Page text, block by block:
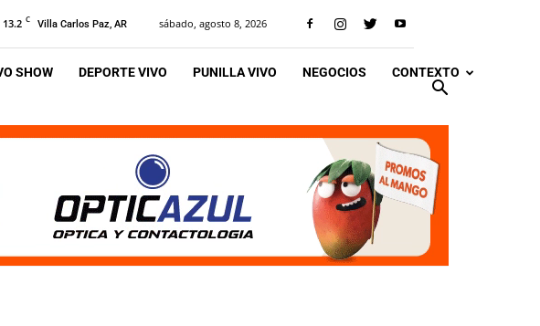
13.2 C Villa Carlos Paz, AR sábado, agosto 8, 2026
SHOW DEPORTE VIVO PUNILLA VIVO NEGOCIOS CONTEXTO